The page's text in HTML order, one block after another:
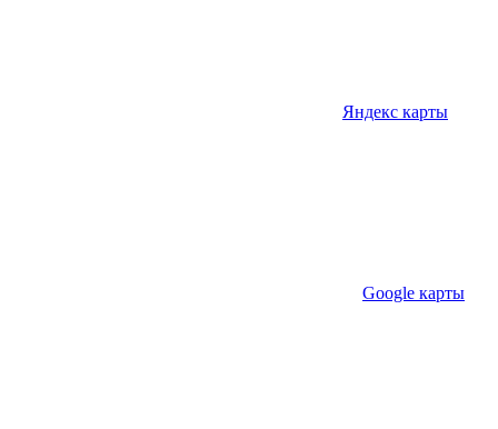
Яндекс карты
Google карты